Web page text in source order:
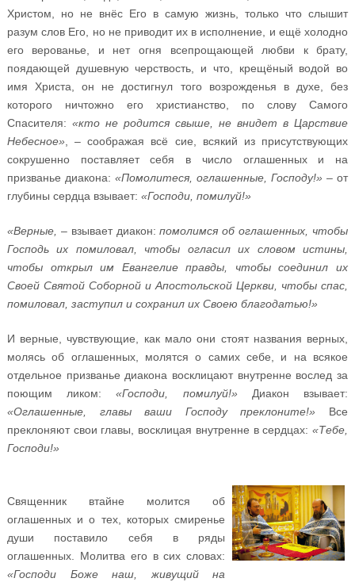
Христом, но не внёс Его в самую жизнь, только что слышит
разум слов Его, но не приводит их в исполнение, и ещё холодно
его верованье, и нет огня всепрощающей любви к брату,
поядающей душевную черствость, и что, крещёный водой во
имя Христа, он не достигнул того возрожденья в духе, без
которого ничтожно его христианство, по слову Самого
Спасителя: «кто не родится свыше, не внидет в Царствие
Небесное» , – соображая всё сие, всякий из присутствующих
сокрушенно поставляет себя в число оглашенных и на
призванье диакона: «Помолитеся, оглашенные, Господу!» – от
глубины сердца взывает: «Господи, помилуй!»
«Верные, – взывает диакон:помолимся об оглашенных, чтобы
Господь их помиловал, чтобы огласил их словом истины,
чтобы открыл им Евангелие правды, чтобы соединил их
Своей Святой Соборной и Апостольской Церкви, чтобы спас,
помиловал, заступил и сохранил их Своею благодатью!»
И верные, чувствующие, как мало они стоят названия верных,
молясь об оглашенных, молятся о самих себе, и на всякое
отдельное призванье диакона восклицают внутренне вослед за
поющим ликом:«Господи, помилуй!» Диакон взывает:
«Оглашенные, главы ваши Господу преклоните!» Все
преклоняют свои главы, восклицая внутренне в сердцах:«Тебе,
Господи!»
Священник втайне молится об
оглашенных и о тех, которых смиренье
души поставило себя в ряды
оглашенных. Молитва его в сих словах:
«Господи Боже наш, живущий на